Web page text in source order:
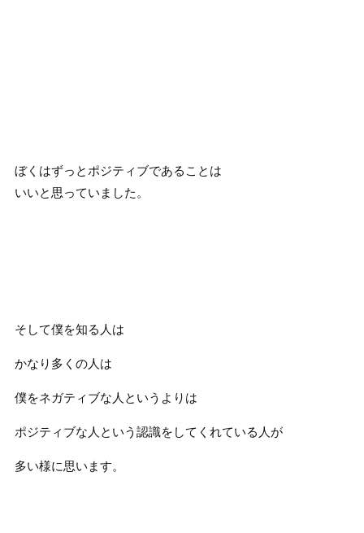
ぼくはずっとポジティブであることは
いいと思っていました。
そして僕を知る人は
かなり多くの人は
僕をネガティブな人というよりは
ポジティブな人という認識をしてくれている人が
多い様に思います。